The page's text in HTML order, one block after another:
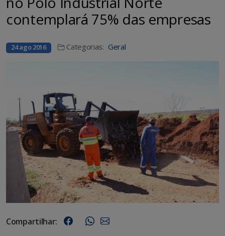
contemplará 75% das empresas
24 ago 2016 Categorias: Geral
Compartilhar: